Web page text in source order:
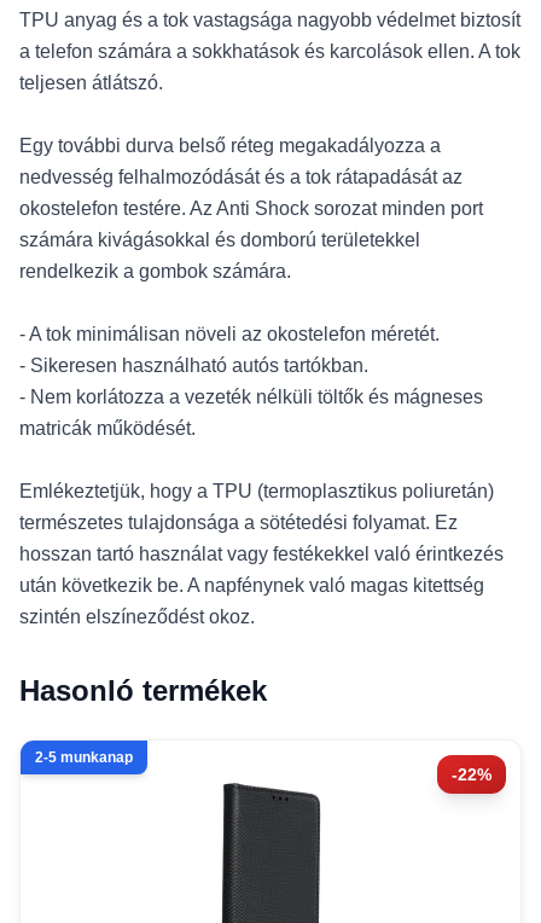
TPU anyag és a tok vastagsága nagyobb védelmet biztosít
a telefon számára a sokkhatások és karcolások ellen. A tok
teljesen átlátszó.
Egy további durva belső réteg megakadályozza a
nedvesség felhalmozódását és a tok rátapadását az
okostelefon testére. Az Anti Shock sorozat minden port
számára kivágásokkal és domború területekkel
rendelkezik a gombok számára.
- A tok minimálisan növeli az okostelefon méretét.
- Sikeresen használható autós tartókban.
- Nem korlátozza a vezeték nélküli töltők és mágneses
matricák működését.
Emlékeztetjük, hogy a TPU (termoplasztikus poliuretán)
természetes tulajdonsága a sötétedési folyamat. Ez
hosszan tartó használat vagy festékekkel való érintkezés
után következik be. A napfénynek való magas kitettség
szintén elszíneződést okoz.
Hasonló termékek
-22%
2-5 munkanap